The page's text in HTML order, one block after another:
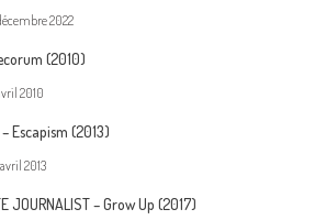
2022
(2010)
2010
Escapism (2013)
2013
JOURNALIST – Grow Up (2017)